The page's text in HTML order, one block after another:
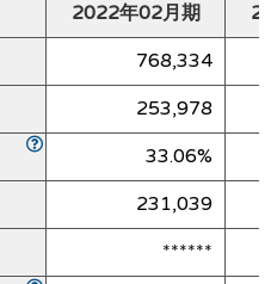
2022年02月期
768,334
253,978
33.06%
231,039
******